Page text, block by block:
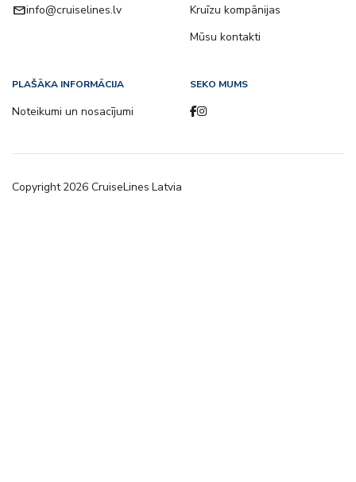
emailinfo@cruiselines.lv
Kruīzu kompānijas
Mūsu kontakti
PLAŠĀKA INFORMĀCIJA
Noteikumi un nosacījumi
SEKO MUMS
Copyright2026 CruiseLines Latvia